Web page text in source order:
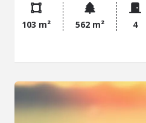
salle de bains avec baignoire et
total avec un garage, une cave,
première grande terrasse
balcon accessible du salon.
climatisation réversible. Eau et
tout sur un terrain de 532 m².
103 m² 562 m² 4